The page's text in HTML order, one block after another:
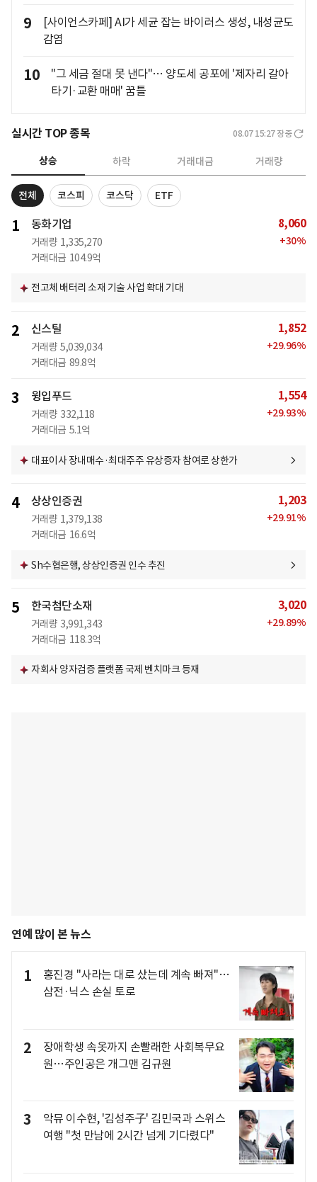
9
[사이언스카페] AI가 세균 잡는 바이러스 생성, 내성균도
감염
10
"그 세금 절대 못 낸다"… 양도세 공포에 '제자리 갈아
타기·교환 매매' 꿈틀
실시간 TOP 종목 08.07 15:27 장중
상승 하락 거래대금 거래량
전체 코스피 코스닥 ETF
1 동화기업
거래량 1,335,270
거래대금 104.9억
8,060
+30%
전고체 배터리 소재 기술 사업 확대 기대
2 신스틸
거래량 5,039,034
거래대금 89.8억
1,852
+29.96%
3 윙입푸드
거래량 332,118
거래대금 5.1억
1,554
+29.93%
대표이사 장내매수·최대주주 유상증자 참여로 상한가
4 상상인증권
거래량 1,379,138
거래대금 16.6억
1,203
+29.91%
Sh수협은행, 상상인증권 인수 추진
5 한국첨단소재
거래량 3,991,343
거래대금 118.3억
3,020
+29.89%
자회사 양자검증 플랫폼 국제 벤치마크 등재
연예 많이 본 뉴스
1
홍진경 "사라는 대로 샀는데 계속 빠져"…
삼전·닉스 손실 토로
2
장애학생 속옷까지 손빨래한 사회복무요
원…주인공은 개그맨 김규원
3
악뮤 이수현, '김성주子' 김민국과 스위스
여행 "첫 만남에 2시간 넘게 기다렸다"